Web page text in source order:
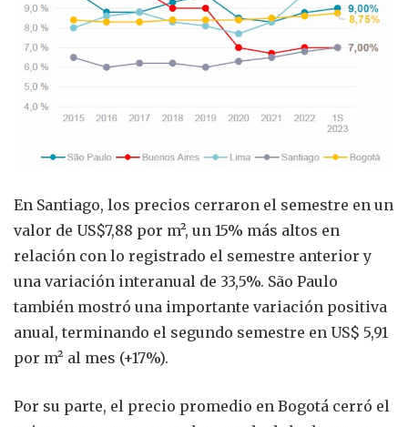
En Santiago, los precios cerraron el semestre en un
valor de US$7,88 por m², un 15% más altos en
relación con lo registrado el semestre anterior y
una variación interanual de 33,5%. São Paulo
también mostró una importante variación positiva
anual, terminando el segundo semestre en US$ 5,91
por m² al mes (+17%).
Por su parte, el precio promedio en Bogotá cerró el